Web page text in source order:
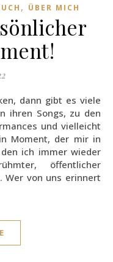
, ÜBER MICH
ihren Songs, zu den
und vielleicht
Moment, der mir in
ich immer wieder
öffentlicher
Wer von uns erinnert